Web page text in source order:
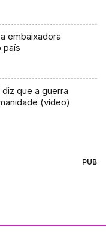
embaixadora
país
que a guerra
(vídeo)
PUB